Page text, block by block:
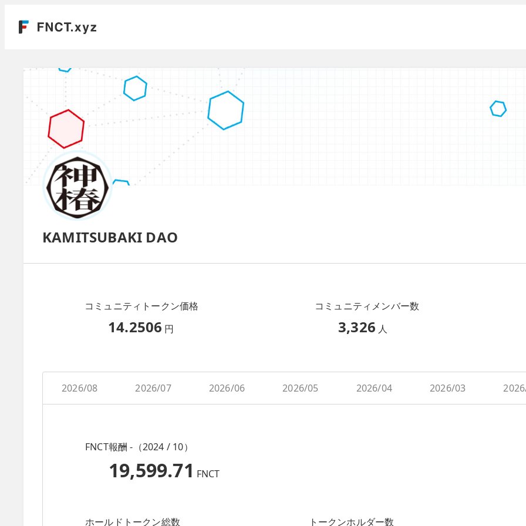
KAMITSUBAKI DAO
コミュニティトークン価格
14.2506 円
コミュニティメンバー数
3,326 人
2026/08 2026/07 2026/06 2026/05 2026/04 2026/03
FNCT報酬 -（2024 / 10）
19,599.71 FNCT
ホールドトークン総数 トークンホルダー数